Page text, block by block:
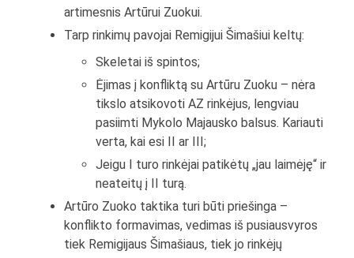
artimesnis Artūrui Zuokui.
Tarp rinkimų pavojai Remigijui Šimašiui keltų:
Skeletai iš spintos;
Ėjimas į konfliktą su Artūru Zuoku – nėra
tikslo atsikovoti AZ rinkėjus, lengviau
pasiimti Mykolo Majausko balsus. Kariauti
verta, kai esi II ar III;
Jeigu I turo rinkėjai patikėtų „jau laimėję“ ir
neateitų į II turą.
Artūro Zuoko taktika turi būti priešinga –
konflikto formavimas, vedimas iš pusiausvyros
tiek Remigijaus Šimašiaus, tiek jo rinkėjų